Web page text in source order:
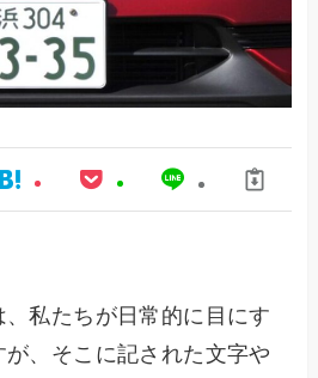
私たちが日常的に目にす
、そこに記された文字や